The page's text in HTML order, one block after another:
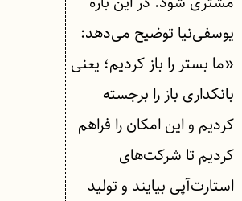
یوسفی‌نیا توضیح می‌دهد:
«ما بستر را باز کردیم؛ یعنی
بانکداری باز را برجسته
کردیم و این امکان را فراهم
کردیم تا شرکت‌های
استارت‌آپی بیایند و تولید